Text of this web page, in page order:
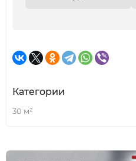
Категории
30 м²